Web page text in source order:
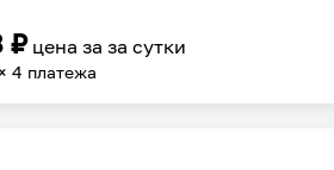
₽ цена заза сутки
4 платежа